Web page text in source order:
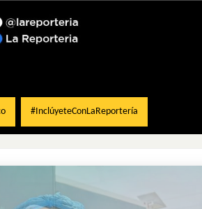
#InclúyeteConLaReportería